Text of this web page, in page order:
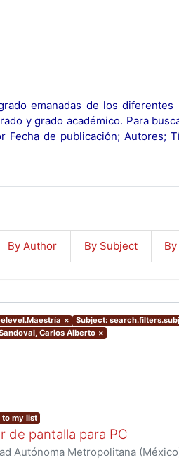
emanadas de los
y grado académico. Para
de publicación; Autores;
By Author By Subject
× Subject:
Carlos Alberto ×
to my list
de pantalla para PC
Autónoma Metropolitana